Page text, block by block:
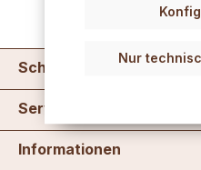
Schreib uns
Service
Informationen
Nur